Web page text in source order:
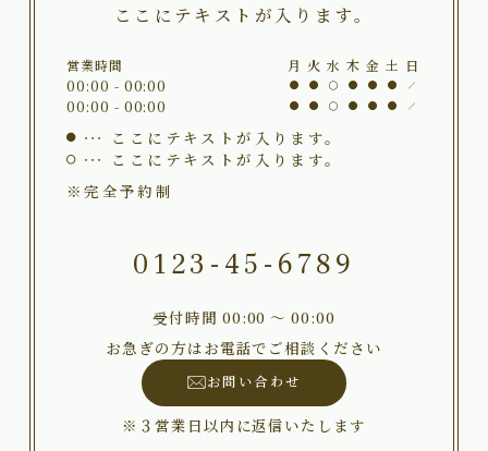
ここにテキストが入ります。
営業時間 月 火 水 木 金 土 日
00:00 - 00:00
00:00 - 00:00
ここにテキストが入ります。
ここにテキストが入ります。
※完全予約制
0123-45-6789
受付時間 00:00 〜 00:00
お急ぎの方はお電話でご相談ください
お問い合わせ
※３営業日以内に返信いたします